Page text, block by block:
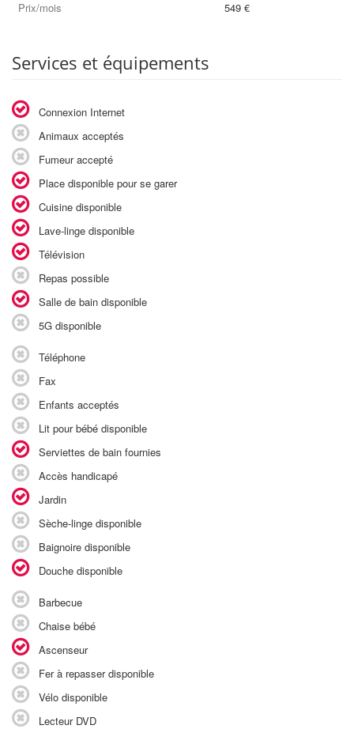
Prix/mois 549 €
Services et équipements
Connexion Internet
Animaux acceptés
Fumeur accepté
Place disponible pour se garer
Cuisine disponible
Lave-linge disponible
Télévision
Repas possible
Salle de bain disponible
5G disponible
Téléphone
Fax
Enfants acceptés
Lit pour bébé disponible
Serviettes de bain fournies
Accès handicapé
Jardin
Sèche-linge disponible
Baignoire disponible
Douche disponible
Barbecue
Chaise bébé
Ascenseur
Fer à repasser disponible
Vélo disponible
Lecteur DVD